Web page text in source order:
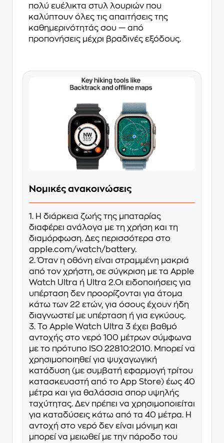
πολύ ευέλικτα στυλ λουριών που
καλύπτουν όλες τις απαιτήσεις της
καθημερινότητάς σου — από
προπονήσεις μέχρι βραδινές εξόδους.
Νομικές ανακοινώσεις
1. Η διάρκεια ζωής της μπαταρίας
διαφέρει ανάλογα με τη χρήση και τη
διαμόρφωση. Δες περισσότερα στο
apple.com/watch/battery.
2. Όταν η οθόνη είναι στραμμένη μακριά
από τον χρήστη, σε σύγκριση με τα Apple
Watch Ultra ή Ultra 2.Οι ειδοποιήσεις για
υπέρταση δεν προορίζονται για άτομα
κάτω των 22 ετών, για όσους έχουν ήδη
διαγνωστεί με υπέρταση ή για εγκύους.
3. Το Apple Watch Ultra 3 έχει βαθμό
αντοχής στο νερό 100 μέτρων σύμφωνα
με το πρότυπο ISO 22810:2010. Μπορεί να
χρησιμοποιηθεί για ψυχαγωγική
κατάδυση (με συμβατή εφαρμογή τρίτου
κατασκευαστή από το App Store) έως 40
μέτρα και για θαλάσσια σπορ υψηλής
ταχύτητας. Δεν πρέπει να χρησιμοποιείται
για καταδύσεις κάτω από τα 40 μέτρα. Η
αντοχή στο νερό δεν είναι μόνιμη και
μπορεί να μειωθεί με την πάροδο του